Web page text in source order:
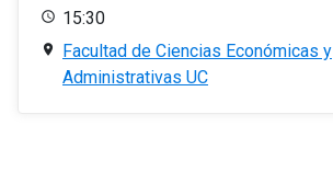
15:30
Facultad de Ciencias Económicas y
Administrativas UC